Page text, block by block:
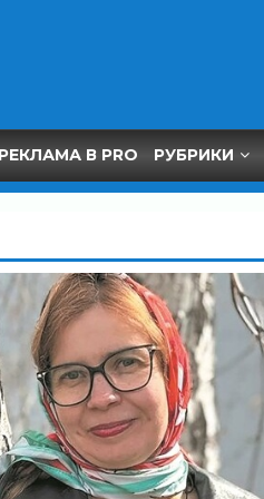
РЕКЛАМА В PRO РУБРИКИ